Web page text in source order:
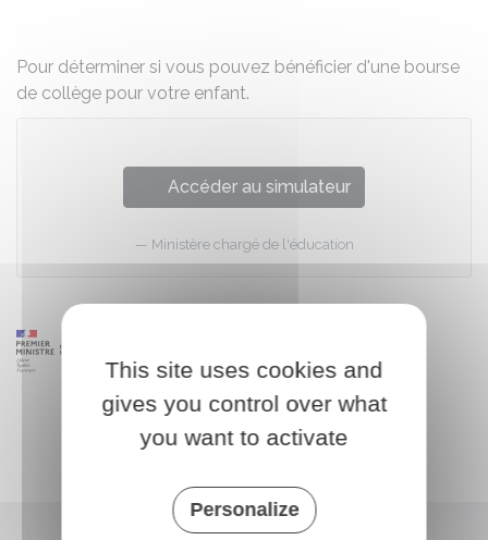
Pour déterminer si vous pouvez bénéficier d'une bourse
de collège pour votre enfant.
Accéder au simulateur
Ministère chargé de l'éducation
This site uses cookies and
gives you control over what
you want to activate
Personalize